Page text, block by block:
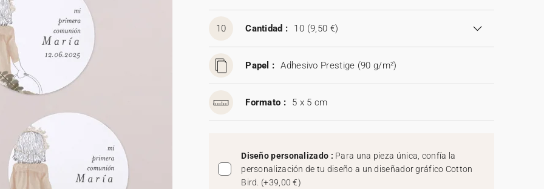
10 Cantidad : 10 (9,50 €)
Papel : Adhesivo Prestige (90 g/m²)
Formato : 5 x 5 cm
Diseño personalizado : Para una pieza única, confía la
personalización de tu diseño a un diseñador gráfico Cotton
Bird. (+39,00 €)